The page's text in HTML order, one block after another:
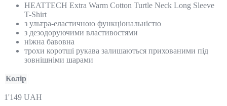
HEATTECH Extra Warm Cotton Turtle Neck Long Sleeve
T-Shirt
з ультра-еластичною функціональністю
з дезодоруючими властивостями
ніжна бавовна
трохи коротші рукава залишаються прихованими під
зовнішніми шарами
Колір
1'149 UAH